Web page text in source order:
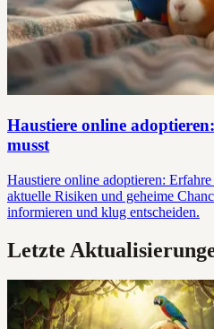
Haustiere online
musst
Haustiere online adoptieren:
aktuelle Risiken und geheime
informieren und klug entscheiden.
Letzte